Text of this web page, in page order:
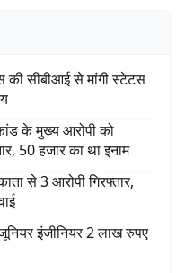
की सीबीआई से मांगी स्टेटस
के मुख्य आरोपी को
50 हजार का था इनाम
से 3 आरोपी गिरफ्तार,
इंजीनियर 2 लाख रुपए